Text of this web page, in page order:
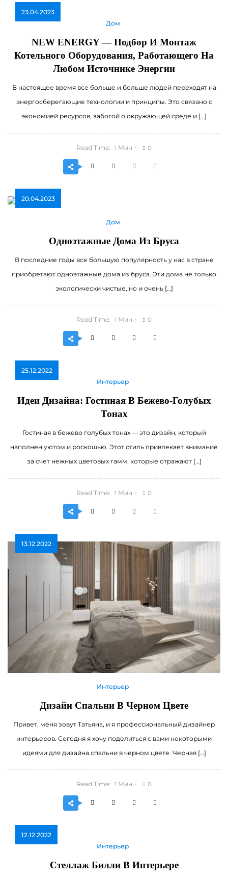
23.04.2023
Дом
NEW ENERGY — Подбор И Монтаж
Котельного Оборудования, Работающего На
Любом Источнике Энергии
В настоящее время все больше и больше людей переходят на
энергосберегающие технологии и принципы. Это связано с
экономией ресурсов, заботой о окружающей среде и […]
Read Time: 1 Мин 0
20.04.2023
Дом
Одноэтажные Дома Из Бруса
В последние годы все большую популярность у нас в стране
приобретают одноэтажные дома из бруса. Эти дома не только
экологически чистые, но и очень […]
Read Time: 1 Мин 0
25.12.2022
Интерьер
Идеи Дизайна: Гостиная В Бежево-Голубых
Тонах
Гостиная в бежево голубых тонах — это дизайн, который
наполнен уютом и роскошью. Этот стиль привлекает внимание
за счет нежных цветовых гамм, которые отражают […]
Read Time: 1 Мин 0
13.12.2022
Интерьер
Дизайн Спальни В Черном Цвете
Привет, меня зовут Татьяна, и я профессиональный дизайнер
интерьеров. Сегодня я хочу поделиться с вами некоторыми
идеями для дизайна спальни в черном цвете. Черная […]
Read Time: 1 Мин 0
12.12.2022
Интерьер
Стеллаж Билли В Интерьере